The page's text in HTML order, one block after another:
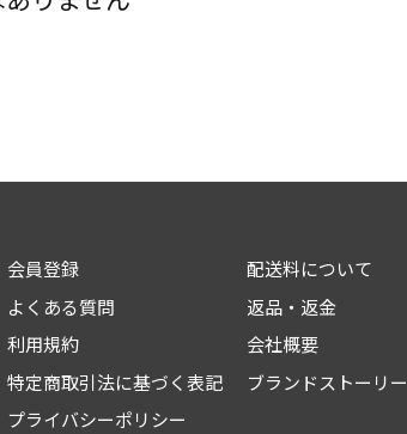
会員登録
よくある質問
利用規約
特定商取引法に基づく表記
プライバシーポリシー
配送料について
返品・返金
会社概要
ブランドストーリー